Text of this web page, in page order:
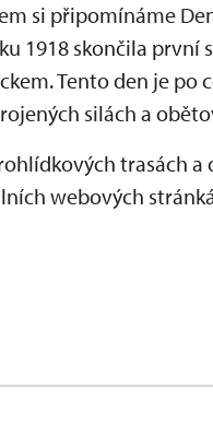
si připomínáme
1918 skončila
Tento den je
silách a
trasách
webových